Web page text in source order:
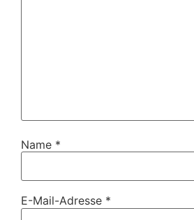
Name *
E-Mail-Adresse *